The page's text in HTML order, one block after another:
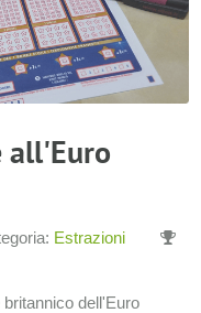
Estrazioni
dell'Euro